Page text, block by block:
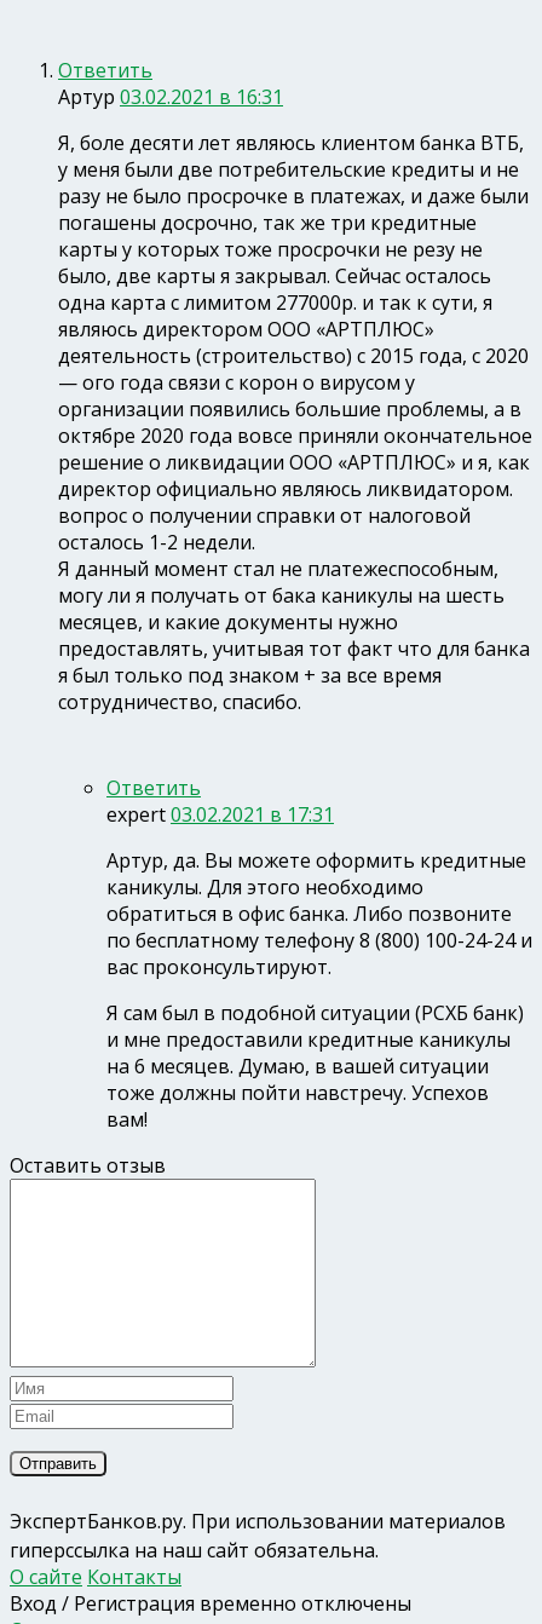
Ответить
Артур 03.02.2021 в 16:31
Я, боле десяти лет являюсь клиентом банка ВТБ,
у меня были две потребительские кредиты и не
разу не было просрочке в платежах, и даже были
погашены досрочно, так же три кредитные
карты у которых тоже просрочки не резу не
было, две карты я закрывал. Сейчас осталось
одна карта с лимитом 277000р. и так к сути, я
являюсь директором ООО «АРТПЛЮС»
деятельность (строительство) с 2015 года, с 2020
— ого года связи с корон о вирусом у
организации появились большие проблемы, а в
октябре 2020 года вовсе приняли окончательное
решение о ликвидации ООО «АРТПЛЮС» и я, как
директор официально являюсь ликвидатором.
вопрос о получении справки от налоговой
осталось 1-2 недели.
Я данный момент стал не платежеспособным,
могу ли я получать от бака каникулы на шесть
месяцев, и какие документы нужно
предоставлять, учитывая тот факт что для банка
я был только под знаком + за все время
сотрудничество, спасибо.
Ответить
expert03.02.2021 в 17:31
Артур, да. Вы можете оформить кредитные
каникулы. Для этого необходимо
обратиться в офис банка. Либо позвоните
по бесплатному телефону 8 (800) 100-24-24 и
вас проконсультируют.
Я сам был в подобной ситуации (РСХБ банк)
и мне предоставили кредитные каникулы
на 6 месяцев. Думаю, в вашей ситуации
тоже должны пойти навстречу. Успехов
вам!
Оставить отзыв
ЭкспертБанков.ру. При использовании материалов
гиперссылка на наш сайт обязательна.
О сайте Контакты
Вход / Регистрация временно отключены